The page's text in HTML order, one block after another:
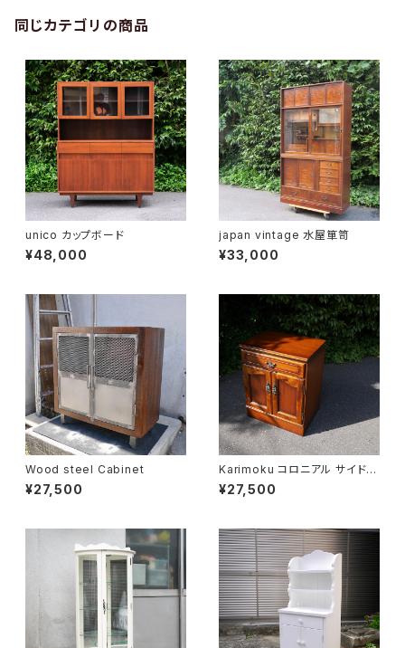
同じカテゴリの商品
unico カップボード
¥48,000
japan vintage 水屋箪笥
¥33,000
Wood steel Cabinet
¥27,500
Karimoku コロニアル サイドキ
ャビネット
¥27,500